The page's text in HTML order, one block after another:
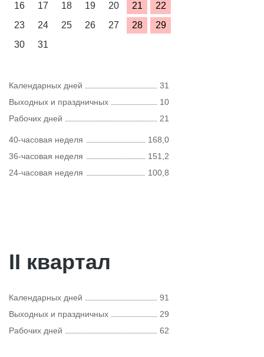
16
17 18 19 20 21
22
23
24 25 26 27 28
29
30
31
Календарных дней
31
Выходных и праздничных
10
Рабочих дней
21
40-часовая неделя
168,0
36-часовая неделя
151,2
24-часовая неделя
100,8
II квартал
Календарных дней
91
Выходных и праздничных
29
Рабочих дней
62